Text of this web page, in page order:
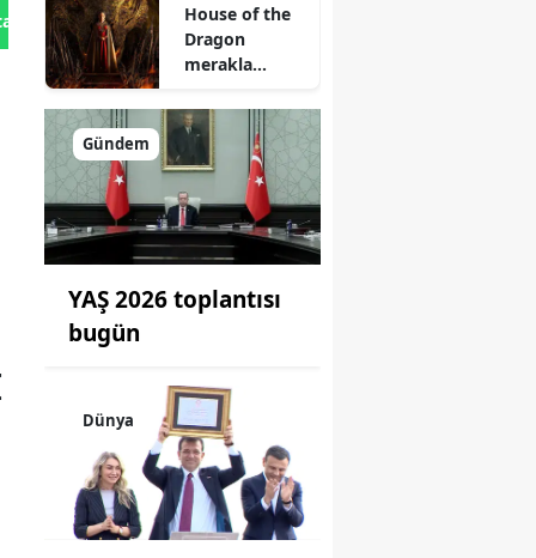
Gönder
House of the
Dragon
merakla
Gündem
YAŞ 2026 toplantısı
bugün
Dünya